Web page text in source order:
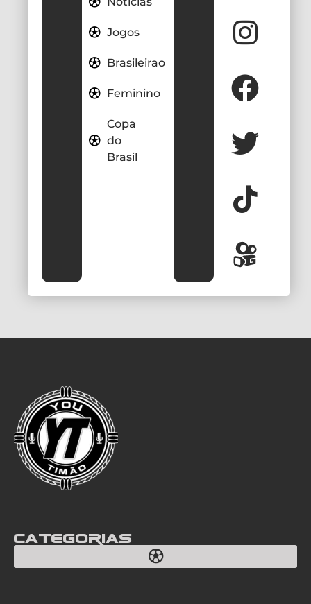
Jogos
Brasileirao
Feminino
Copa
do
Brasil
Categorias